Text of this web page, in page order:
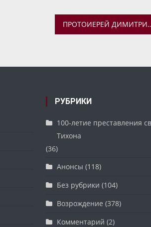
ПРОТОИЕРЕЙ ДИМИТРИЙ ЖУКОВ
РУБРИКИ
100-летие преставления
Тихона
(36)
Анонсы (118)
Без рубрики (104)
Возрождение (378)
Комментарий (2)